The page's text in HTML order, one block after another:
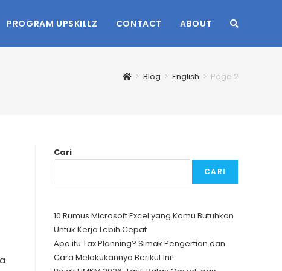
PROGRAM UPSKILLZ CONTACT ABOUT TOGGLE
WEBSITE
> Blog > English > Page 2
Cari
CARI
10 Rumus Microsoft Excel yang Kamu Butuhkan
Untuk Kerja Lebih Cepat
Apa itu Tax Planning? Simak Pengertian dan
Cara Melakukannya Berikut Ini!